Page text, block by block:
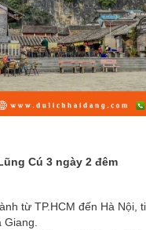
Cú 3 ngày 2 đêm
từ TP.HCM đến Hà Nội,